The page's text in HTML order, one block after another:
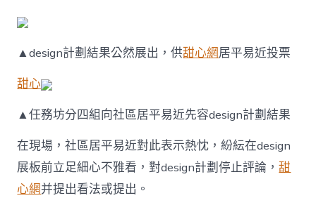
▲design計劃結果公然展出，供甜心網居平易近投票
甜心
▲任務坊分四組向社區居平易近先容design計劃結果
在現場，社區居平易近對此表示熱忱，紛紜在design
展板前立足細心不雅看，對design計劃停止評論，甜
心網并提出看法或提出。